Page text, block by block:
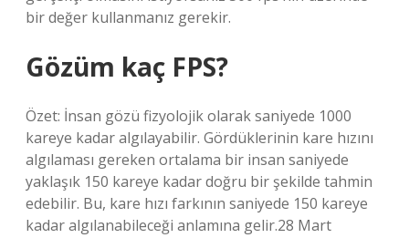
bir değer kullanmanız gerekir.
Gözüm kaç FPS?
Özet: İnsan gözü fizyolojik olarak saniyede 1000
kareye kadar algılayabilir. Gördüklerinin kare hızını
algılaması gereken ortalama bir insan saniyede
yaklaşık 150 kareye kadar doğru bir şekilde tahmin
edebilir. Bu, kare hızı farkının saniyede 150 kareye
kadar algılanabileceği anlamına gelir.28 Mart